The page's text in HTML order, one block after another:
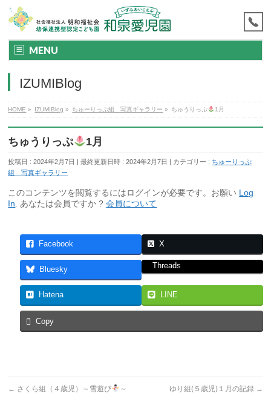
MENU
IZUMIBlog
HOME » IZUMIBlog » ちゅーりっぷ組 写真ギャラリー » ちゅうりっぷ 1月
ちゅうりっぷ 1月
投稿日 : 2024年2月7日 最終更新日時 : 2024年2月7日 カテゴリー : ちゅーりっぷ
組 写真ギャラリー
このコンテンツを閲覧するにはログインが必要です。お願い Log
In. あなたは会員ですか ?会員について
Facebook X
Bluesky Threads
Hatena LINE
Copy
← さくら組（４歳児）～雪遊び ～ ゆり組(５歳児)１月の記録 →